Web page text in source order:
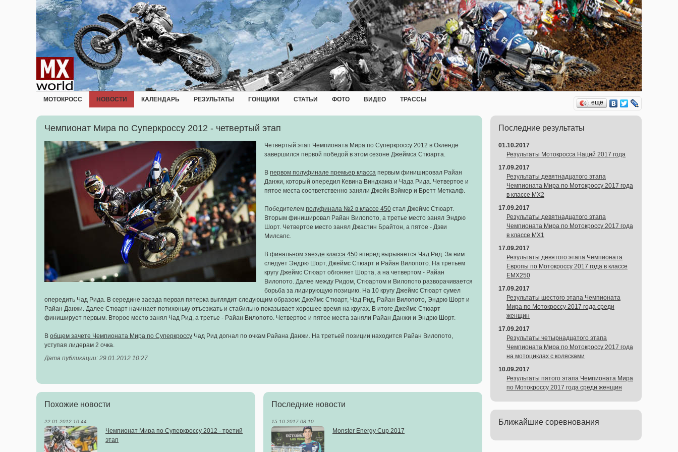
МОТОКРОСС НОВОСТИ КАЛЕНДАРЬ РЕЗУЛЬТАТЫ ГОНЩИКИ СТАТЬИ ФОТО ВИДЕО ТРАССЫ ещё
Чемпионат Мира по Суперкроссу 2012 - четвертый этап
Четвертый этап Чемпионата Мира по Суперкроссу 2012 в Окленде
завершился первой победой в этом сезоне Джеймса Стюарта.
В первом полуфинале премьер класса первым финишировал Райан
Данжи, который опередил Кевина Виндхама и Чада Рида. Четвертое и
пятое места соответственно заняли Джейк Вэймер и Бретт Меткалф.
Победителем полуфинала №2 в классе 450 стал Джеймс Стюарт.
Вторым финишировал Райан Вилопото, а третье место занял Эндрю
Шорт. Четвертое место занял Джастин Брайтон, а пятое - Дэви
Милсапс.
В финальном заезде класса 450 вперед вырывается Чад Рид. За ним
следует Эндрю Шорт, Джеймс Стюарт и Райан Вилопото. На третьем
кругу Джеймс Стюарт обгоняет Шорта, а на четвертом - Райан
Вилопото. Далее между Ридом, Стюартом и Вилопото разворачивается
борьба за лидирующую позицию. На 10 кругу Джеймс Стюарт сумел
опередить Чад Рида. В середине заезда первая пятерка выглядит следующим образом: Джеймс Стюарт, Чад Рид, Райан Вилопото, Эндрю Шорт и
Райан Данжи. Далее Стюарт начинает потихоньку отъезжать и стабильно показывает хорошее время на кругах. В итоге Джеймс Стюарт
финиширует первым. Второе место занял Чад Рид, а третье - Райан Вилопото. Четвертое и пятое места заняли Райан Данжи и Эндрю Шорт.
В общем зачете Чемпионата Мира по Суперкроссу Чад Рид догнал по очкам Райана Данжи. На третьей позиции находится Райан Вилопото,
уступая лидерам 2 очка.
Дата публикации: 29.01.2012 10:27
Похожие новости
22.01.2012 10:44
Чемпионат Мира по Суперкроссу 2012 - третий
этап
Последние новости
15.10.2017 08:10
Monster Energy Cup 2017
Последние результаты
01.10.2017
Результаты Мотокросса Наций 2017 года
17.09.2017
Результаты девятнадцатого этапа
Чемпионата Мира по Мотокроссу 2017 года
в классе MX2
17.09.2017
Результаты девятнадцатого этапа
Чемпионата Мира по Мотокроссу 2017 года
в классе MX1
17.09.2017
Результаты девятого этапа Чемпионата
Европы по Мотокроссу 2017 года в классе
EMX250
17.09.2017
Результаты шестого этапа Чемпионата
Мира по Мотокроссу 2017 года среди
женщин
17.09.2017
Результаты четырнадцатого этапа
Чемпионата Мира по Мотокроссу 2017 года
на мотоциклах с колясками
10.09.2017
Результаты пятого этапа Чемпионата Мира
по Мотокроссу 2017 года среди женщин
Ближайшие соревнования